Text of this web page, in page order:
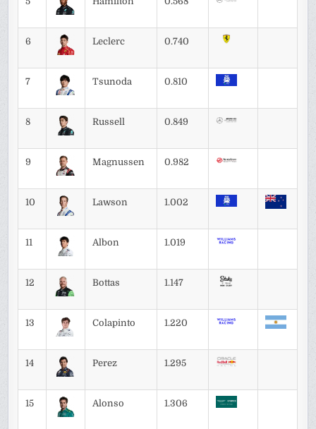
6 Leclerc 0.740
7 Tsunoda 0.810
8 Russell 0.849
9 Magnussen 0.982
10 Lawson 1.002
11 Albon 1.019
12 Bottas 1.147
13 Colapinto 1.220
14 Perez 1.295
15 Alonso 1.306